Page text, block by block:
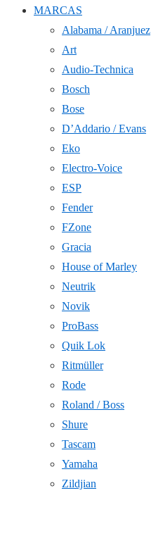
MARCAS
Alabama / Aranjuez
Art
Audio-Technica
Bosch
Bose
D’Addario / Evans
Eko
Electro-Voice
ESP
Fender
FZone
Gracia
House of Marley
Neutrik
Novik
ProBass
Quik Lok
Ritmüller
Rode
Roland / Boss
Shure
Tascam
Yamaha
Zildjian